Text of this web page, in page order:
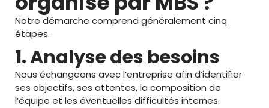
Notre démarche comprend généralement cinq
étapes.
1. Analyse des besoins
Nous échangeons avec l’entreprise afin d’identifier
ses objectifs, ses attentes, la composition de
l’équipe et les éventuelles difficultés internes.